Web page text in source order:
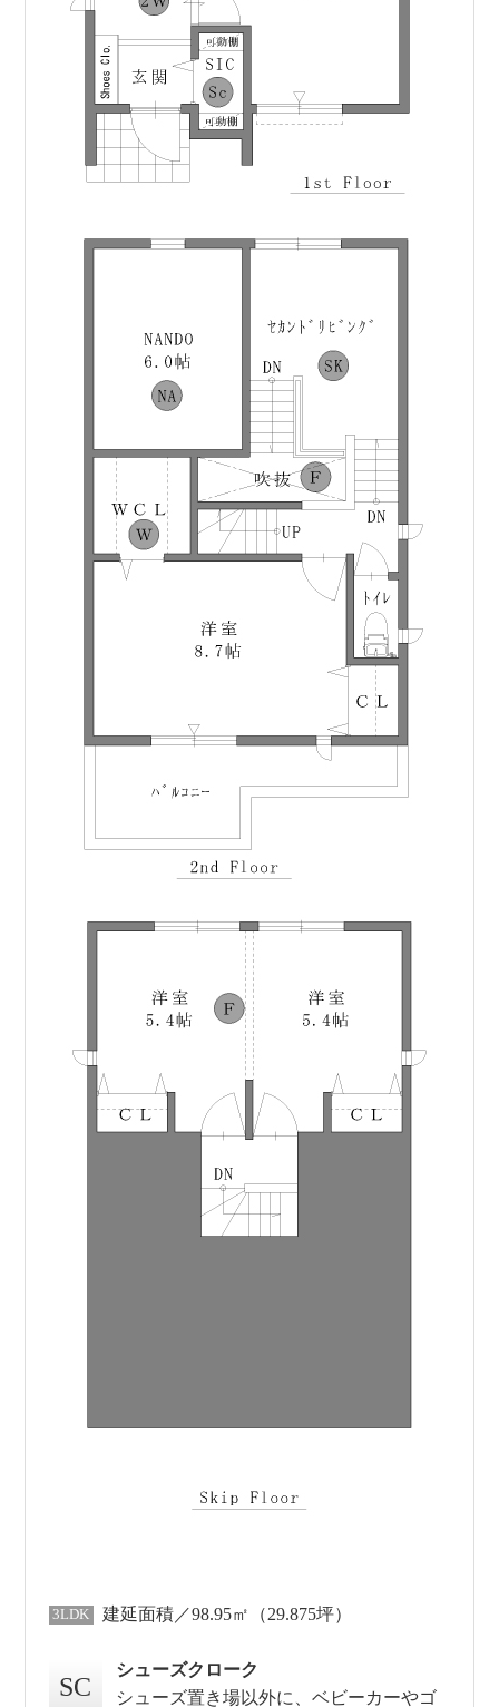
3LDK 建延面積／98.95㎡（29.875坪）
SC
シューズクローク
シューズ置き場以外に、ベビーカーやゴ